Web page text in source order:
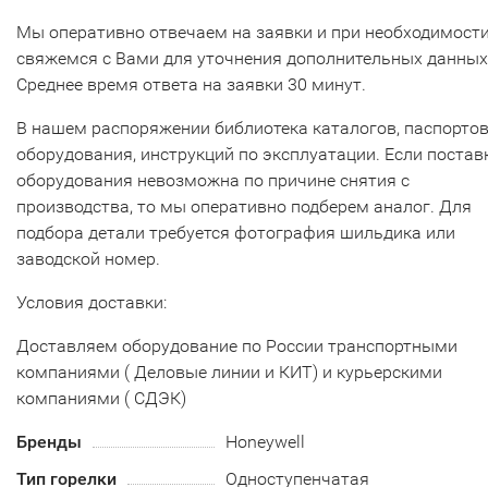
Мы оперативно отвечаем на заявки и при
свяжемся с Вами для уточнения дополнительных
Среднее время ответа на заявки 30 минут.
В нашем распоряжении библиотека каталогов, паспортов
оборудования, инструкций по эксплуатации. Если
оборудования невозможна по причине снятия с
производства, то мы оперативно подберем аналог. Для
подбора детали требуется фотография шильдика или
заводской номер.
Условия доставки:
Доставляем оборудование по России транспортными
компаниями ( Деловые линии и КИТ) и курьерскими
компаниями ( СДЭК)
Бренды
Honeywell
Тип горелки
Одноступенчатая